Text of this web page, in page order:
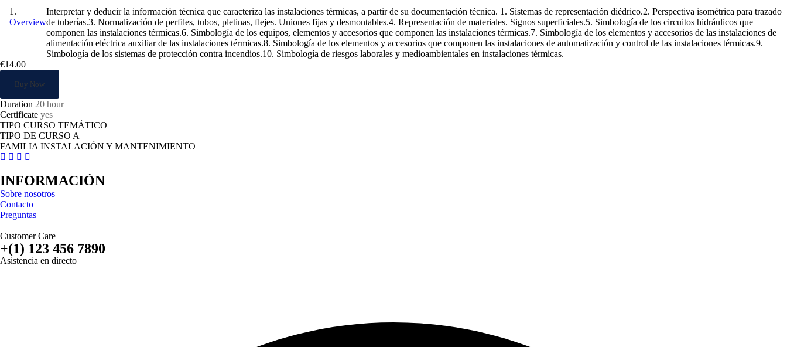
Overview
Interpretar y deducir la información técnica que caracteriza las instalaciones térmicas, a partir de su documentación técnica. 1. Sistemas de representación diédrico.2. Perspectiva isométrica para trazado
de tuberías.3. Normalización de perfiles, tubos, pletinas, flejes. Uniones fijas y desmontables.4. Representación de materiales. Signos superficiales.5. Simbología de los circuitos hidráulicos que
componen las instalaciones térmicas.6. Simbología de los equipos, elementos y accesorios que componen las instalaciones térmicas.7. Simbología de los elementos y accesorios de las instalaciones de
alimentación eléctrica auxiliar de las instalaciones térmicas.8. Simbología de los elementos y accesorios que componen las instalaciones de automatización y control de las instalaciones térmicas.9.
Simbología de los sistemas de protección contra incendios.10. Simbología de riesgos laborales y medioambientales en instalaciones térmicas.
€14.00
Buy Now
Duration 20 hour
Certificate yes
TIPO CURSO TEMÁTICO
TIPO DE CURSO A
FAMILIA INSTALACIÓN Y MANTENIMIENTO
INFORMACIÓN
Sobre nosotros
Contacto
Preguntas
Customer Care
+(1) 123 456 7890
Asistencia en directo